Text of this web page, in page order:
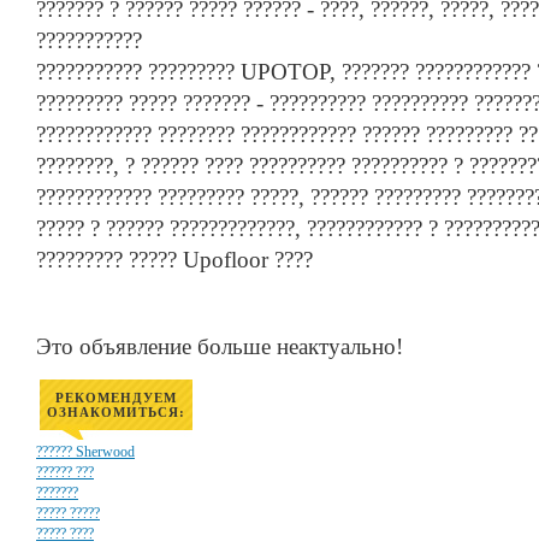
??????? ? ?????? ????? ?????? - ????, ??????, ?????,
???????????
??????????? ????????? UPOTOP, ??????? ????????????
????????? ????? ??????? - ?????????? ??????????
???????????? ???????? ???????????? ?????? ?????????
????????, ? ?????? ???? ?????????? ?????????? ?
???????????? ????????? ?????, ?????? ?????????
????? ? ?????? ?????????????, ???????????? ?
????????? ????? Upofloor ????
Это объявление больше неактуально!
РЕКОМЕНДУЕМ
ОЗНАКОМИТЬСЯ:
?????? Sherwood
?????? ???
???????
????? ?????
????? ????